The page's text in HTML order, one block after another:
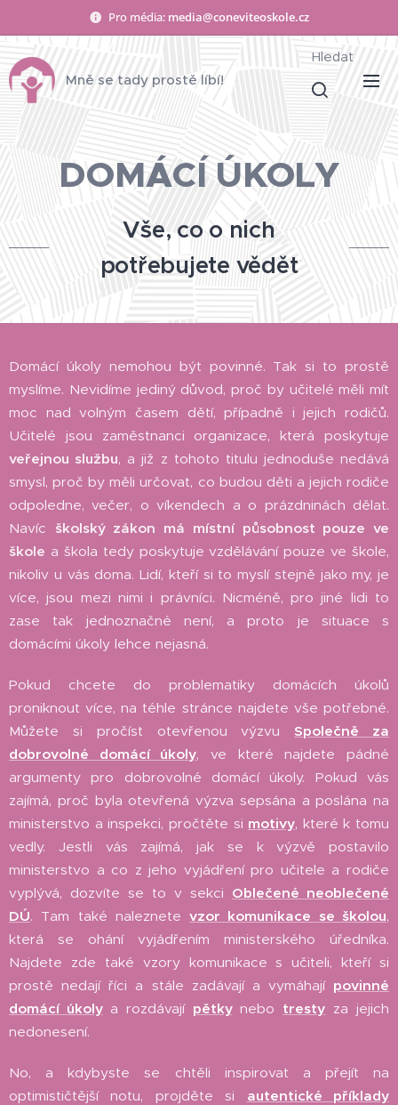
Pro média: media@coneviteoskole.cz
Mně se tady prostě líbí!
Hledat
DOMÁCÍ ÚKOLY
Vše, co o nich
potřebujete vědět
Domácí úkoly nemohou být povinné. Tak si to prostě
myslíme. Nevidíme jediný důvod, proč by učitelé měli mít
moc nad volným časem dětí, případně i jejich rodičů.
Učitelé jsou zaměstnanci organizace, která poskytuje
veřejnou službu, a již z tohoto titulu jednoduše nedává
smysl, proč by měli určovat, co budou děti a jejich rodiče
odpoledne, večer, o víkendech a o prázdninách dělat.
Navíc školský zákon má místní působnost pouze ve
škole a škola tedy poskytuje vzdělávání pouze ve škole,
nikoliv u vás doma. Lidí, kteří si to myslí stejně jako my, je
více, jsou mezi nimi i právníci. Nicméně, pro jiné lidi to
zase tak jednoznačné není, a proto je situace s
domácími úkoly lehce nejasná.
Pokud chcete do problematiky domácích úkolů
proniknout více, na téhle stránce najdete vše potřebné.
Můžete si pročíst otevřenou výzvu Společně za
dobrovolné domácí úkoly, ve které najdete pádné
argumenty pro dobrovolné domácí úkoly. Pokud vás
zajímá, proč byla otevřená výzva sepsána a poslána na
ministerstvo a inspekci, pročtěte si motivy, které k tomu
vedly. Jestli vás zajímá, jak se k výzvě postavilo
ministerstvo a co z jeho vyjádření pro učitele a rodiče
vyplývá, dozvíte se to v sekci Oblečené neoblečené
DÚ. Tam také naleznetevzor komunikace se školou,
která se ohání vyjádřením ministerského úředníka.
Najdete zde také vzory komunikace s učiteli, kteří si
prostě nedají říci a stále zadávají a vymáhají povinné
domácí úkoly a rozdávají pětkynebo tresty za jejich
nedonesení.
No, a kdybyste se chtěli inspirovat a přejít na
optimističtější notu, projděte si autentické příklady